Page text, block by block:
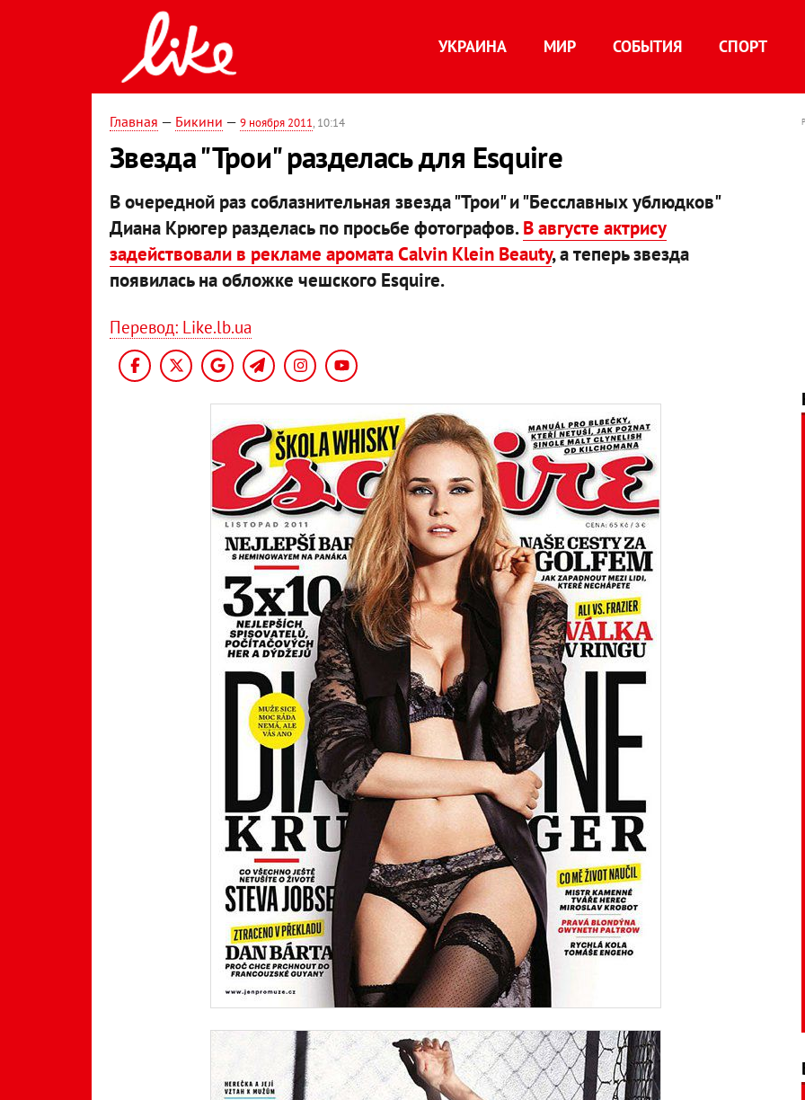
УКРАИНА МИР СОБЫТИЯ СПОРТ
Главная — Бикини — 9 ноября 2011, 10:14
Звезда "Трои" разделась для Esquire
В очередной раз соблазнительная звезда "Трои" и "Бесславных ублюдков"
Диана Крюгер разделась по просьбе фотографов.В августе актрису
задействовали в рекламе аромата Calvin Klein Beauty, а теперь звезда
появилась на обложке чешского Esquire.
Перевод: Like.lb.ua